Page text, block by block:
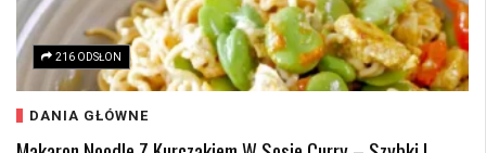
216 ODSŁON
DANIA GŁÓWNE